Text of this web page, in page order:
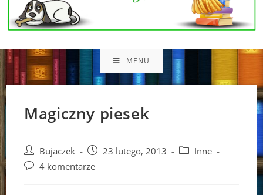
MENU
Magiczny piesek
Post
author:
Bujaczek
Post
published:
23 lutego, 2013
PostInne
Post4 komentarze